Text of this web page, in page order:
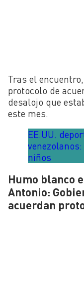
Tras el
protocolo de
desalojo que
este mes.
EE.UU.
niños
Humo blanco
Antonio:
acuerdan